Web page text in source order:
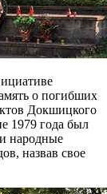
о погибших
Докшицкого
1979 года был
народные
назвав свое